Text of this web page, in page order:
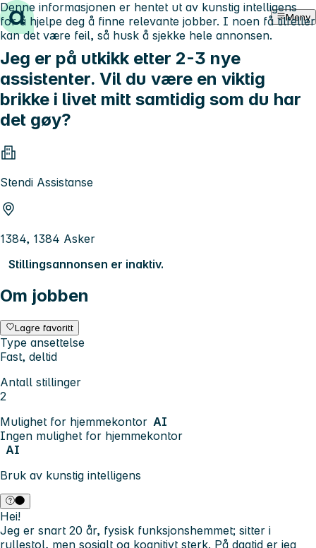
Hopp til innhold Meny
Jeg er på utkikk etter 2-3 nye
assistenter. Vil du være en viktig
brikke i livet mitt samtidig som du har
det gøy?
Stendi Assistanse
1384, 1384 Asker
Stillingsannonsen er inaktiv.
Om jobben
Lagre favoritt
Type ansettelse
Fast, deltid
Antall stillinger
2
Mulighet for hjemmekontor AI
Ingen mulighet for hjemmekontor
AI
Bruk av kunstig intelligens
Denne informasjonen er hentet ut av kunstig intelligens
for å hjelpe deg å finne relevante jobber. I noen få tilfeller
kan det være feil, så husk å sjekke hele annonsen.
Hei!
Jeg er snart 20 år, fysisk funksjonshemmet; sitter i
rullestol, men sosialt og kognitivt sterk. På dagtid er jeg